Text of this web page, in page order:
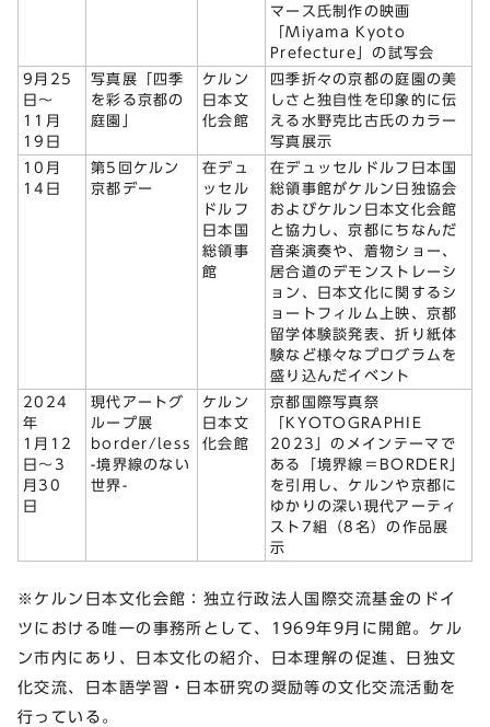
マース氏制作の映画
「Miyama Kyoto
Prefecture」の試写会
9月25
日～
11月
19日
写真展「四季
を彩る京都の
庭園」
ケルン
日本文
化会館
四季折々の京都の庭園の美
しさと独自性を印象的に伝
える水野克比古氏のカラー
写真展示
10月
14日
第5回ケルン
京都デー
在デュ
ッセル
ドルフ
日本国
総領事
館
在デュッセルドルフ日本国
総領事館がケルン日独協会
およびケルン日本文化会館
と協力し、京都にちなんだ
音楽演奏や、着物ショー、
居合道のデモンストレーシ
ョン、日本文化に関するシ
ョートフィルム上映、京都
留学体験談発表、折り紙体
験など様々なプログラムを
盛り込んだイベント
2024
年
1月12
日～3
月30
日
現代アートグ
ループ展
border/less
-境界線のない
世界-
ケルン
日本文
化会館
京都国際写真祭
「KYOTOGRAPHIE
2023」のメインテーマで
ある「境界線＝BORDER」
を引用し、ケルンや京都に
ゆかりの深い現代アーティ
スト7組（8名）の作品展
示
※ケルン日本文化会館：独立行政法人国際交流基金のドイ
ツにおける唯一の事務所として、1969年9月に開館。ケル
ン市内にあり、日本文化の紹介、日本理解の促進、日独文
化交流、日本語学習・日本研究の奨励等の文化交流活動を
行っている。